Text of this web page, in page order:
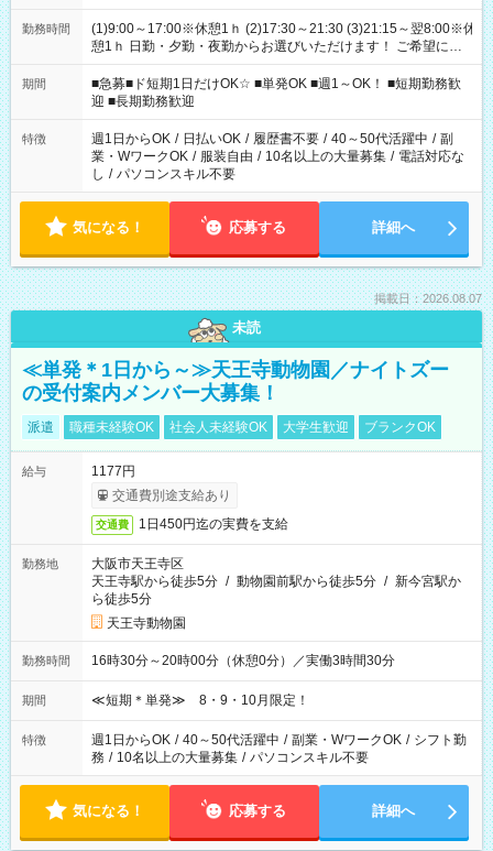
勤務時間
(1)9:00～17:00※休憩1ｈ (2)17:30～21:30 (3)21:15～翌8:00※休
憩1ｈ 日勤・夕勤・夜勤からお選びいただけます！ ご希望に合
わせて働けるお仕事です(*^^*) 【その他選べる勤務時間】 8-17
時/9-17時/9-18時/10-18時/11-21時/18-22時/20-翌4時/21-翌5
時/22-翌6時/0-翌8時 ご自身のご都合で選んで頂ける完全自由シ
フト！
期間
■急募■ド短期1日だけOK☆ ■単発OK ■週1～OK！ ■短期勤務歓
迎 ■長期勤務歓迎
特徴 週1日からOK / 日払いOK / 履歴書不要 / 40～50代活躍中 / 副
業・WワークOK / 服装自由 / 10名以上の大量募集 / 電話対応な
し / パソコンスキル不要
気になる！ 応募する 詳細へ
掲載日：2026.08.07
未読
≪単発＊1日から～≫天王寺動物園／ナイトズー
の受付案内メンバー大募集！
派遣 職種未経験OK 社会人未経験OK 大学生歓迎 ブランクOK
給与
1177円
交通費別途支給あり
交通費 1日450円迄の実費を支給
勤務地
大阪市天王寺区
天王寺駅から徒歩5分 / 動物園前駅から徒歩5分 / 新今宮駅か
ら徒歩5分
天王寺動物園
勤務時間 16時30分～20時00分（休憩0分）／実働3時間30分
期間 ≪短期＊単発≫ 8・9・10月限定！
特徴 週1日からOK / 40～50代活躍中 / 副業・WワークOK / シフト勤
務 / 10名以上の大量募集 / パソコンスキル不要
気になる！ 応募する 詳細へ